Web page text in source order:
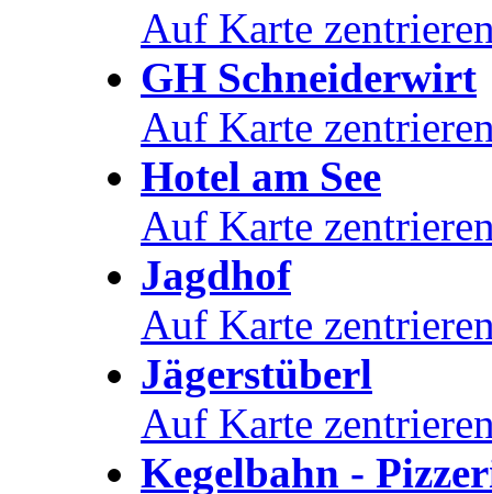
Auf Karte
GH Schneiderwirt
Auf Karte
Hotel am See
Auf Karte
Jagdhof
Auf Karte
Jägerstüberl
Auf Karte
Kegelbahn -